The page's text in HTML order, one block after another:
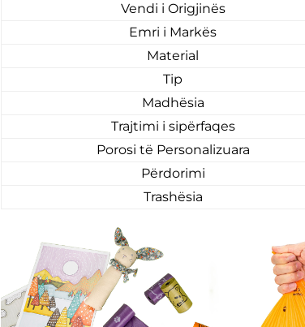
Vendi i Origjinës
Emri i Markës
Material
Tip
Madhësia
Trajtimi i sipërfaqes
Porosi të Personalizuara
Përdorimi
Trashësia